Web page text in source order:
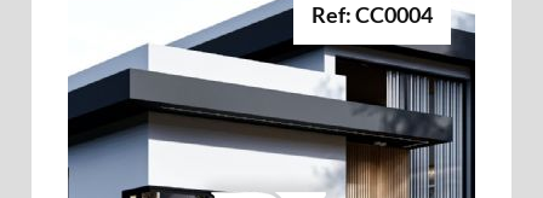
Ref: CC0004